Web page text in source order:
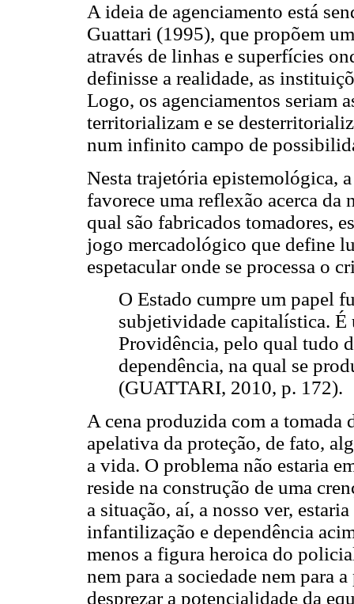
A ideia de agenciamento está
Guattari (1995), que propõem
através de linhas e superfícies
definisse a realidade, as
Logo, os agenciamentos seriam
territorializam e se
num infinito campo de
Nesta trajetória epistemológica,
favorece uma reflexão acerca
qual são fabricados tomadores,
jogo mercadológico que define
espetacular onde se processa o
O Estado cumpre um papel
subjetividade capitalística.
Providência, pelo qual tudo
dependência, na qual se
(GUATTARI, 2010, p. 172).
A cena produzida com a tomada
apelativa da proteção, de fato,
a vida. O problema não estaria
reside na construção de uma
a situação, aí, a nosso ver,
infantilização e dependência
menos a figura heroica do
nem para a sociedade nem para
desprezar a potencialidade da